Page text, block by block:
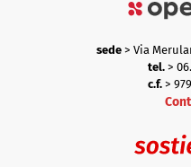
sede> Via
tel. >
c.f.>